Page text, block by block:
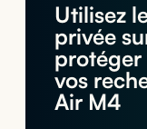
Utilisez
privée
protéger
vos
Air M4